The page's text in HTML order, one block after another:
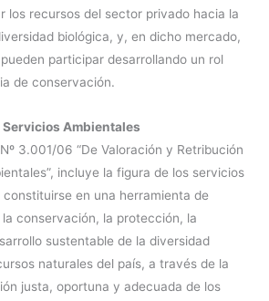
los recursos del sector privado hacia la
biológica, y, en dicho mercado,
participar desarrollando un rol
de conservación.
Servicios Ambientales
3.001/06 “De Valoración y Retribución
incluye la figura de los servicios
en una herramienta de
conservación, la protección, la
sustentable de la diversidad
naturales del país, a través de la
justa, oportuna y adecuada de los